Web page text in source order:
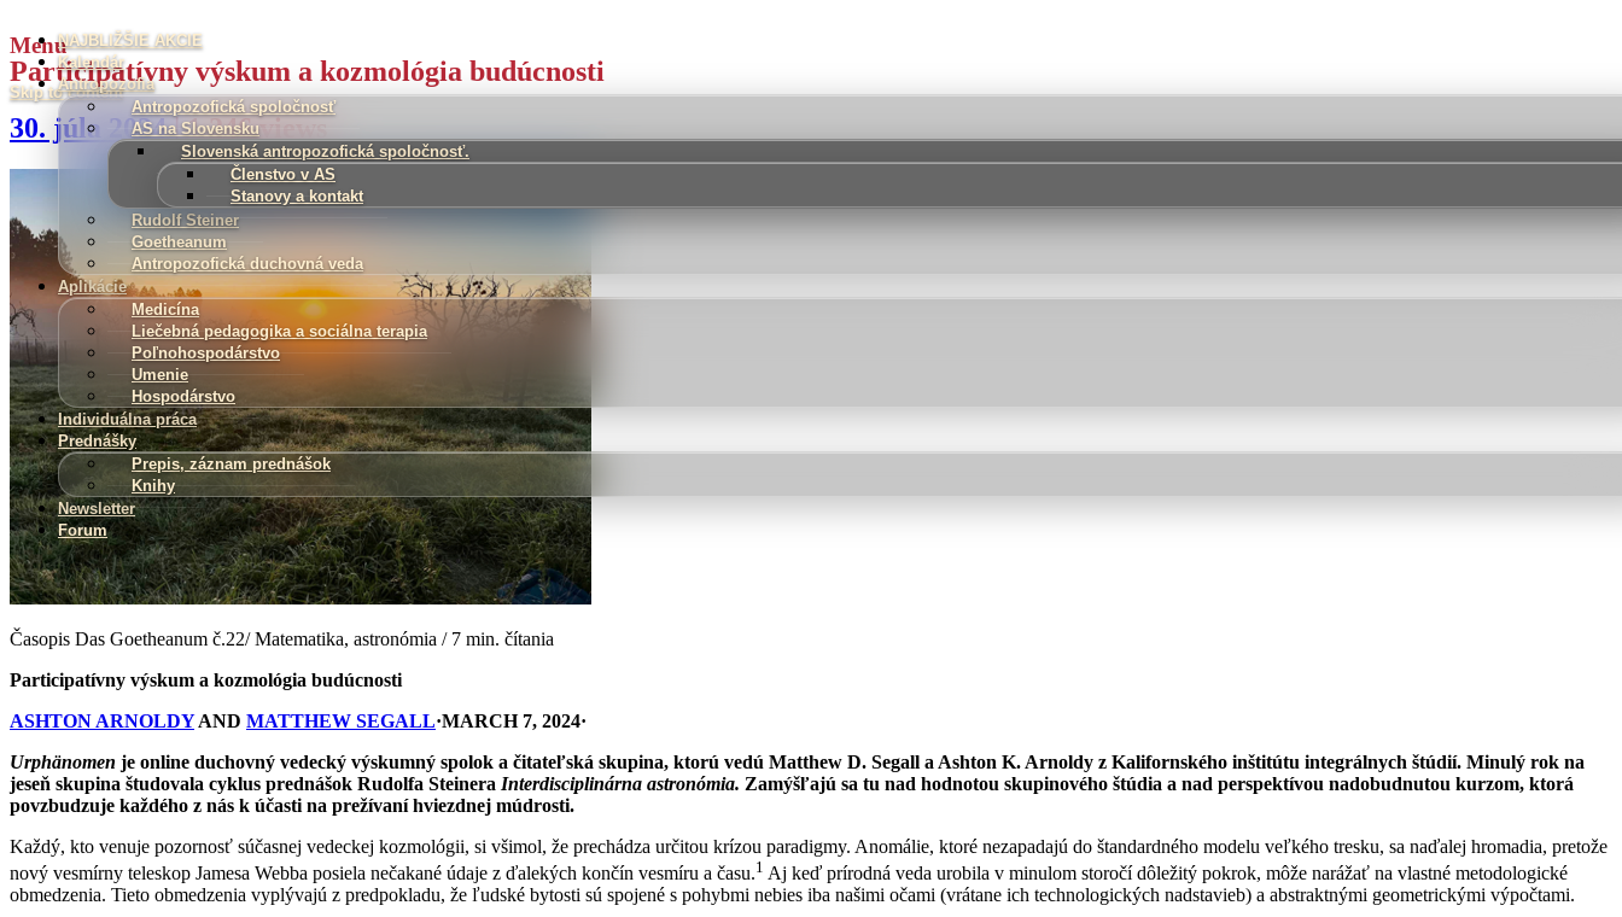
Hľadať:
Menu
Skip to content
NAJBLIŽŠIE AKCIE
Kalendár
Antropozofia
Antropozofická spoločnosť
AS na Slovensku
Slovenská antropozofická spoločnosť.
Členstvo v AS
Stanovy a kontakt
Rudolf Steiner
Goetheanum
Antropozofická duchovná veda
Aplikácie
Medicína
Liečebná pedagogika a sociálna terapia
Poľnohospodárstvo
Umenie
Hospodárstvo
Individuálna práca
Prednášky
Prepis, záznam prednášok
Knihy
Newsletter
Forum
Participatívny výskum a kozmológia budúcnosti
30. júla 2024| 1 246 views
Časopis Das Goetheanum č.22/ Matematika, astronómia / 7 min. čítania
Participatívny výskum a kozmológia budúcnosti
ASHTON ARNOLDYAND MATTHEW SEGALL·MARCH 7, 2024·
Urphänomen je online duchovný vedecký výskumný spolok a čitateľská skupina, ktorú vedú Matthew D. Segall a Ashton K. Arnoldy z Kalifornského inštitútu integrálnych štúdií. Minulý rok na
jeseň skupina študovala cyklus prednášok Rudolfa Steinera Interdisciplinárna astronómia. Zamýšľajú sa tu nad hodnotou skupinového štúdia a nad perspektívou nadobudnutou kurzom, ktorá
povzbudzuje každého z nás k účasti na prežívaní hviezdnej múdrosti.
Každý, kto venuje pozornosť súčasnej vedeckej kozmológii, si všimol, že prechádza určitou krízou paradigmy. Anomálie, ktoré nezapadajú do štandardného modelu veľkého tresku, sa naďalej hromadia, pretože
nový vesmírny teleskop Jamesa Webba posiela nečakané údaje z ďalekých končín vesmíru a času.1 Aj keď prírodná veda urobila v minulom storočí dôležitý pokrok, môže narážať na vlastné metodologické
obmedzenia. Tieto obmedzenia vyplývajú z predpokladu, že ľudské bytosti sú spojené s pohybmi nebies iba našimi očami (vrátane ich technologických nadstavieb) a abstraktnými geometrickými výpočtami.